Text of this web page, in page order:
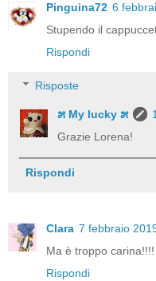
Pinguina72 6
Stupendo il
Rispondi
Risposte
೫ My lucky ೫
Grazie Lorena!
Rispondi
Clara 7 febbraio
Ma è troppo carina!!!!
Rispondi